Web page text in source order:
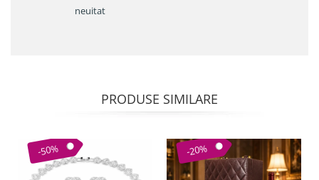
neuitat
PRODUSE SIMILARE
-50% -20%